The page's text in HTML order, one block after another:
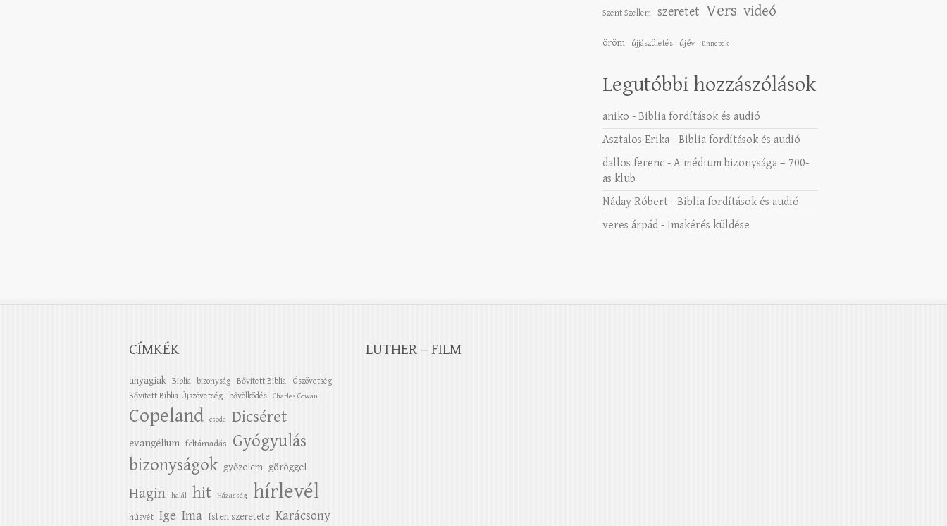
Szent Szellem szeretet Vers videó
öröm újjászületés újév ünnepek
Legutóbbi hozzászólások
aniko -Biblia fordítások és audió
Asztalos Erika -Biblia fordítások és audió
dallos ferenc -A médium bizonysága – 700-
as klub
Náday Róbert -Biblia fordítások és audió
veres árpád - Imakérés küldése
CÍMKÉK
anyagiak Biblia bizonyság
Bővített Biblia - Ószövetség
Bővített Biblia-Újszövetség
bővölködés Charles Cowan
Copeland csoda Dicséret
evangélium feltámadás
Gyógyulás
bizonyságok győzelem göröggel
Hagin halál hit Házasság hírlevél
húsvét Ige Ima Isten szeretete Karácsony
LUTHER – FILM